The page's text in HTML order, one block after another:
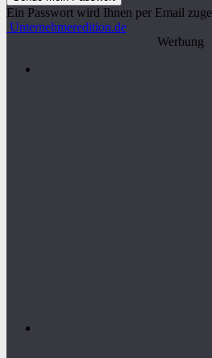
Ein Passwort wird Ihnen per Email
Unternehmeredition.de
Werbung